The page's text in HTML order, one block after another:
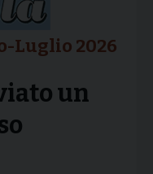
Luglio 2026
un